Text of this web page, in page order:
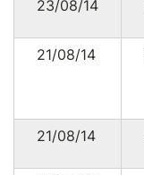
23/08/14
21/08/14
21/08/14